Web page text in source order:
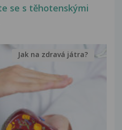
se s těhotenskými
Jak na zdravá játra?